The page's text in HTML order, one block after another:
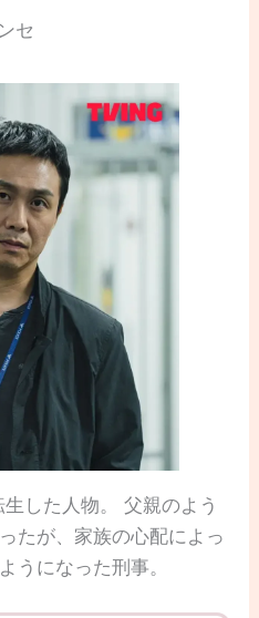
セ
した人物。 父親のよう
たが、家族の心配によっ
うになった刑事。